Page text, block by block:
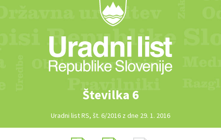
Številka 6
Uradni list RS, št. 6/2016 z dne 29. 1. 2016